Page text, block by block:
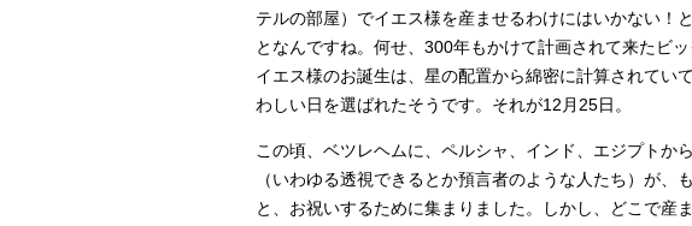
テルの部屋）でイエス様を産ませるわけにはいかない！
となんですね。何せ、300年もかけて計画されて来たビッ
イエス様のお誕生は、星の配置から綿密に計算されてい
わしい日を選ばれたそうです。それが12月25日。
この頃、ベツレヘムに、ペルシャ、インド、エジプトか
（いわゆる透視できるとか預言者のような人たち）が、
と、お祝いするために集まりました。しかし、どこで産